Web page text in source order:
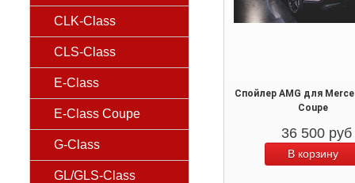
CLK-Class
CLS-Class
E-Class
E-Class Coupe
G-Class
GL/GLS-Class
Спойлер AMG для
Coupe
36 500 руб